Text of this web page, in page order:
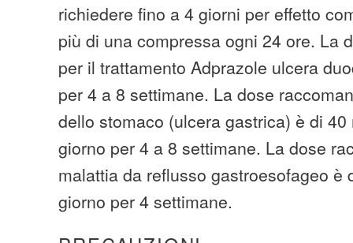
richiedere fino a 4 giorni per effetto
più di una compressa ogni 24 ore. La
per il trattamento Adprazole ulcera
per 4 a 8 settimane. La dose
dello stomaco (ulcera gastrica) è di
giorno per 4 a 8 settimane. La dose
malattia da reflusso gastroesofageo è
giorno per 4 settimane.